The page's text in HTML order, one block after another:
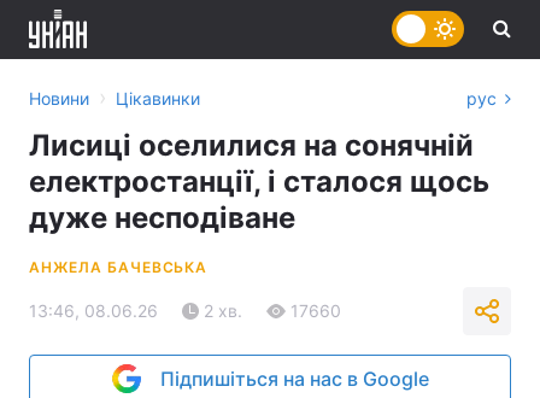
Новини › Цікавинки рус
Лисиці оселилися на сонячній
електростанції, і сталося щось
дуже несподіване
АНЖЕЛА БАЧЕВСЬКА
13:46, 08.06.26 2 хв. 17660
Підпишіться на нас в Google